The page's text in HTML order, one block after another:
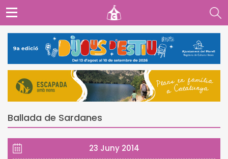
Ballada de Sardanes
23 Juny 2014